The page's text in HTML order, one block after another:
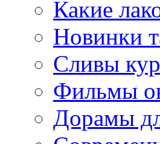
Какие
Новинки
Сливы
Фильмы
Дорамы